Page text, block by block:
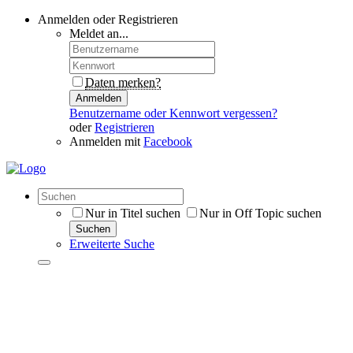
Anmelden oder Registrieren
Meldet an...
Daten merken?
Anmelden
Benutzername oder Kennwort vergessen?
oderRegistrieren
Anmelden mit Facebook
Nur in Titel suchen Nur in Off Topic suchen
Suchen
Erweiterte Suche